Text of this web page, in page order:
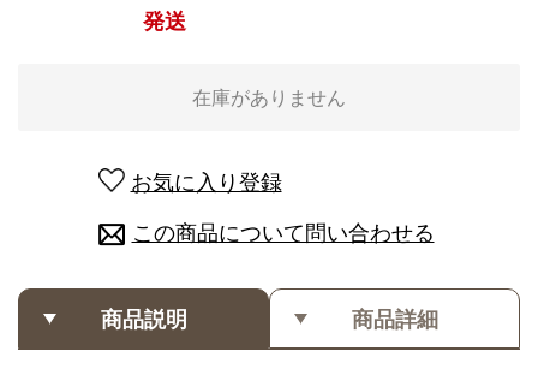
発送
お気に入り登録
在庫がありません
この商品について問い合わせる
商品説明 商品詳細